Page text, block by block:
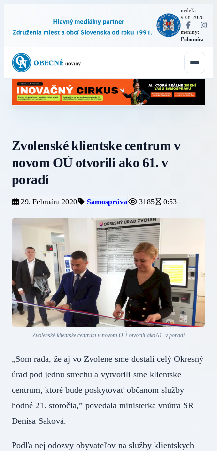
nedeľa
9.08.2026
·
meniny:
Ľubomíra
Zvolenské klientske centrum v
novom OÚ otvorili ako 61. v
poradí
29. Februára 2020 Samospráva 3185 0:53
Zvolenské klientske centrum v novom OÚ otvorili ako 61. v poradí
„Som rada, že aj vo Zvolene sme dostali celý Okresný
úrad pod jednu strechu a vytvorili sme klientske
centrum, ktoré bude poskytovať občanom služby
hodné 21. storočia,” povedala ministerka vnútra SR
Denisa Saková.
Podľa nej odozvy obyvateľov na služby klientskych